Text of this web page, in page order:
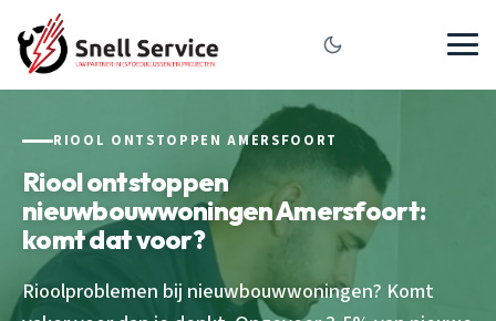
RIOOL ONTSTOPPEN AMERSFOORT
Riool ontstoppen
nieuwbouwwoningen Amersfoort:
komt dat voor?
Rioolproblemen bij nieuwbouwwoningen? Komt